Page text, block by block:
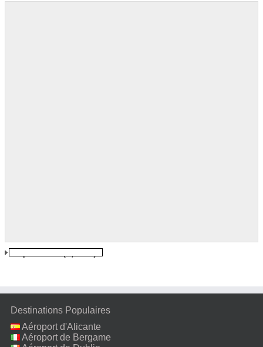
Destinations Populaires
Aéroport d'Alicante
Aéroport de Bergame